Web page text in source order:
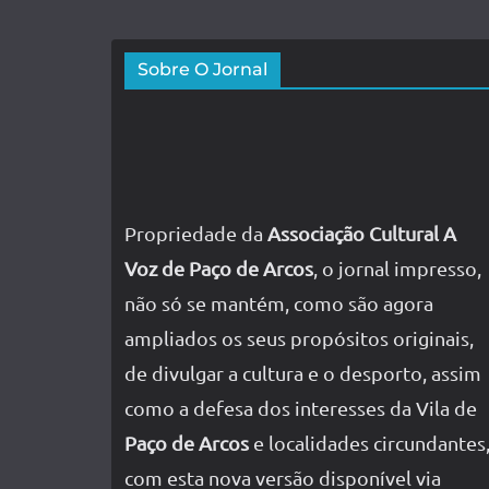
Sobre O Jornal
Propriedade da Associação Cultural A
Voz de Paço de Arcos , o jornal impresso,
não só se mantém, como são agora
ampliados os seus propósitos originais,
de divulgar a cultura e o desporto, assim
como a defesa dos interesses da Vila de
Paço de Arcos e localidades circundantes,
com esta nova versão disponível via